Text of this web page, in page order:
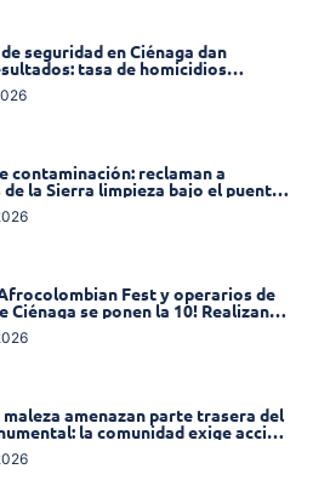
seguridad en Ciénaga dan
tasa de homicidios
58% en 2026
contaminación: reclaman a
la Sierra limpieza bajo el puente
con carrera 11
Fest y operarios de
Ciénaga se ponen la 10! Realizan
parte posterior del Coliseo
maleza amenazan parte trasera del
la comunidad exige acción